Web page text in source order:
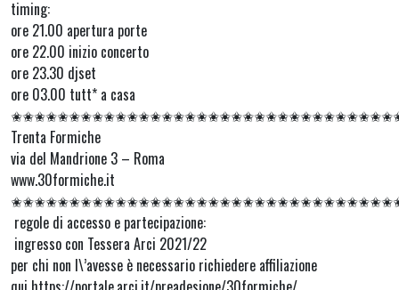
timing:
ore 21.00 apertura porte
ore 22.00 inizio concerto
ore 23.30 djset
ore 03.00 tutt* a casa
Trenta Formiche
via del Mandrione 3 – Roma
www.30formiche.it
regole di accesso e partecipazione:
ingresso con Tessera Arci 2021/22
per chi non l\’avesse è necessario richiedere affiliazione